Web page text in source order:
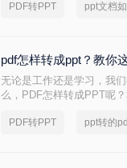
成这一转换过程。
PDF转PPT
pdf怎样转成ppt？教你
无论是工作还是学习，我
么，PDF怎样转成PPT呢
PDF转PPT